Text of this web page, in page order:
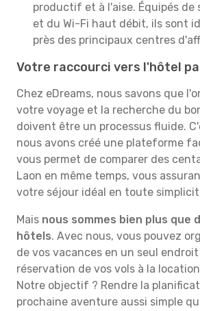
productif et à l'aise. Équipés de
et du Wi-Fi haut débit, ils sont
près des principaux centres
Votre raccourci vers l'hôtel
Chez eDreams, nous savons que
votre voyage et la recherche du
doivent être un processus fluide.
nous avons créé une plateforme
vous permet de comparer des
Laon en même temps, vous
votre séjour idéal en toute
Mais nous sommes bien plus que
hôtels. Avec nous, vous pouvez
de vos vacances en un seul
réservation de vos vols à la
Notre objectif ? Rendre la
prochaine aventure aussi simple